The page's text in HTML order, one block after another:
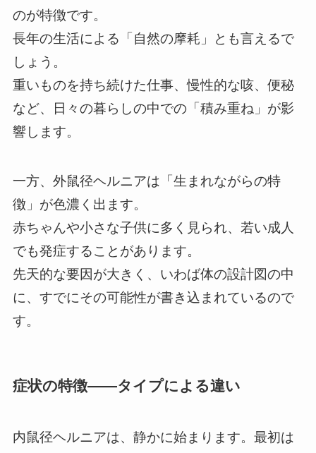
のが特徴です。
長年の生活による「自然の摩耗」とも言えるで
しょう。
重いものを持ち続けた仕事、慢性的な咳、便秘
など、日々の暮らしの中での「積み重ね」が影
響します。
一方、外鼠径ヘルニアは「生まれながらの特
徴」が色濃く出ます。
赤ちゃんや小さな子供に多く見られ、若い成人
でも発症することがあります。
先天的な要因が大きく、いわば体の設計図の中
に、すでにその可能性が書き込まれているので
す。
症状の特徴――タイプによる違い
内鼠径ヘルニアは、静かに始まります。最初は